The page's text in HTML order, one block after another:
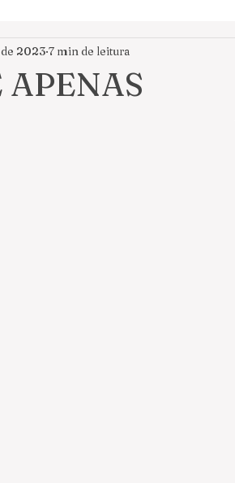
APENAS
2023 7 min de leitura